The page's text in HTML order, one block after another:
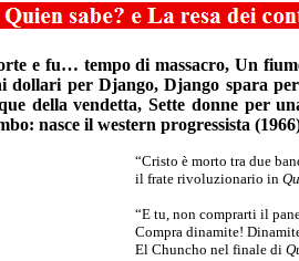
e fu… tempo di massacro, Un
dollari per Django, Django spara
della vendetta, Sette donne per
nasce il western progressista
“Cristo è morto tra due
il frate rivoluzionario in
“E tu, non comprarti il
Compra dinamite!
El Chuncho nel finale di